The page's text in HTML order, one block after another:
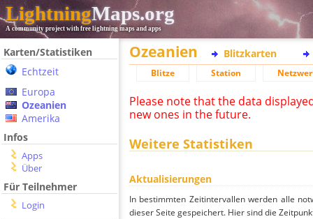
LightningMaps.org
A community project with free lightning maps and apps
Karten/Statistiken
Echtzeit
Europa
Ozeanien
Amerika
Infos
Apps
Über
Für Teilnehmer
Login
Ozeanien Blitzkarten
Blitze Station
Please note that the data
new ones in the future.
Weitere Statistiken
Aktualisierungen
In bestimmten Zeitintervallen werden alle
dieser Seite gespeichert. Hier sind die